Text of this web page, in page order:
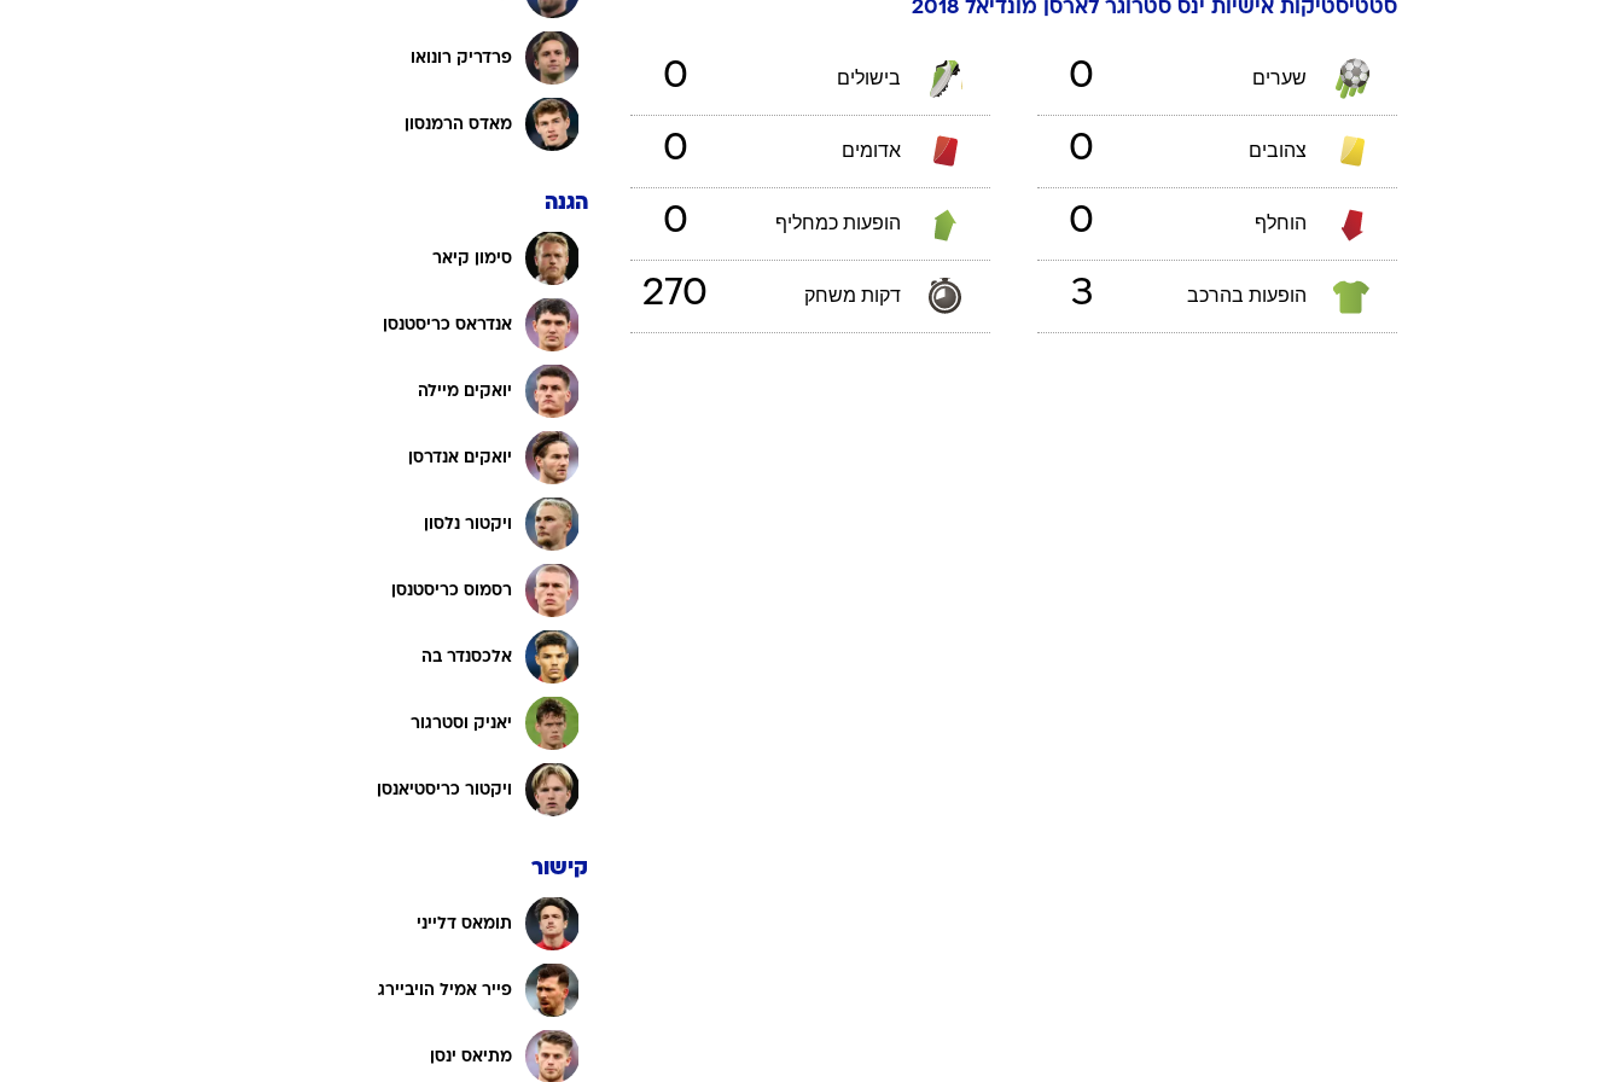
ענפים נוספים
לוח שידורים
החידה של ספורט1
ארכיון מדורים מחוץ לקווים
ספורט בחקירה
יורו 2012
גולף
תקצירים
סטטיסטיקות אישיות ינס סטרוגר לארסן מונדיאל 2018
שערים 0 בישולים 0
צהובים 0 אדומים 0
הוחלף 0 הופעות כמחליף 0
הופעות בהרכב 3 דקות משחק 270
פרדריק רונואו
מאדס הרמנסון
הגנה
סימון קיאר
אנדראס כריסטנסן
יואקים מיילה
יואקים אנדרסן
ויקטור נלסון
רסמוס כריסטנסן
אלכסנדר בה
יאניק וסטרגור
ויקטור כריסטיאנסן
קישור
תומאס דלייני
פייר אמיל הויביירג
מתיאס ינסן